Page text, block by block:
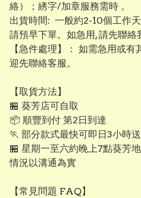
絡）；綉字/加章服務需時 。
出貨時間: 一般約2-10個工作
請預早下單。如急用, 請先聯絡
【​急件處理】： 如需急用或
迎先聯絡客服。
【取貨方法】
🏪 葵芳店可自取
📦 順豐到付 第2日到達
🏃 部分款式最快可即日3小時
🏪 星期一至六約晚上7點葵芳
情況以溝通為實
【常見問題 FAQ】